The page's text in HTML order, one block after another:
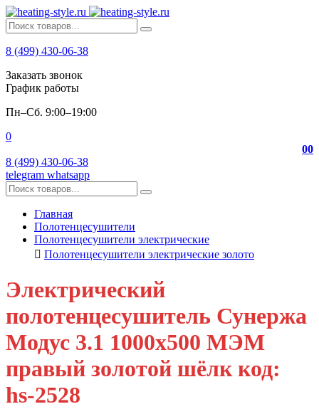
8 (499) 430-06-38
Заказать звонок
График работы
Пн–Сб. 9:00–19:00
0
00
8 (499) 430-06-38
telegram whatsapp
Главная
Полотенцесушители
Полотенцесушители электрические
Полотенцесушители электрические золото
Электрический
полотенцесушитель Сунержа
Модус 3.1 1000х500 МЭМ
правый золотой шёлк код:
hs-2528